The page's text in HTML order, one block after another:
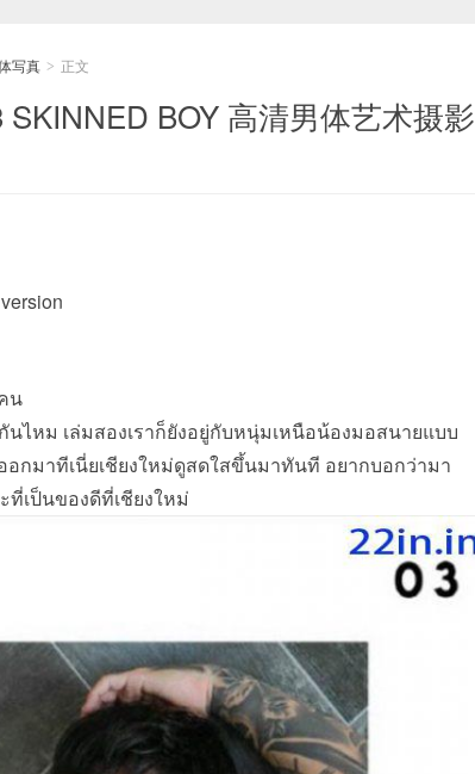
写真 > 正文
BOY 高清男体艺术摄影
น
ไหม เล่มสองเราก็ยังอยู่กับหนุ่มเหนือน้องมอสนายแบบ
กมาทีเนี่ยเชียงใหม่ดูสดใสขึ้นมาทันที อยากบอกว่ามา
เป็นของดีที่เชียงใหม่